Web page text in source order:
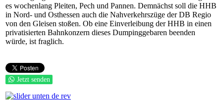
es wochenlang Pleiten, Pech und Pannen. Demnächst soll die HHB
in Nord- und Osthessen auch die Nahverkehrszüge der DB Regio
von den Gleisen stoßen. Ob eine Einverleibung der HHB in einen
privatisierten Bahnkonzern dieses Dumpinggebaren beenden
würde, ist fraglich.
Jetzt senden